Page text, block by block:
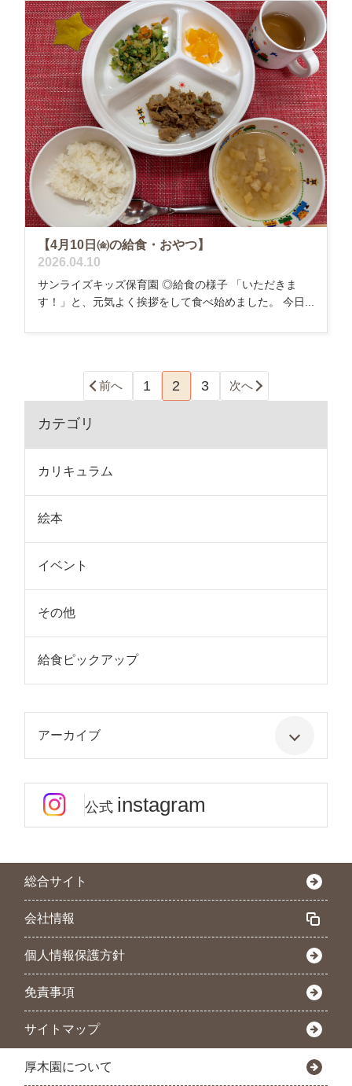
【4月10日㈮の給食・おやつ】
2026.04.10
サンライズキッズ保育園 ◎給食の様子 「いただきま
す！」と、元気よく挨拶をして食べ始めました。 今日...
前へ 1 2 3 次へ
カテゴリ
カリキュラム
絵本
イベント
その他
給食ピックアップ
アーカイブ
公式 instagram
総合サイト
会社情報
個人情報保護方針
免責事項
サイトマップ
厚木園について